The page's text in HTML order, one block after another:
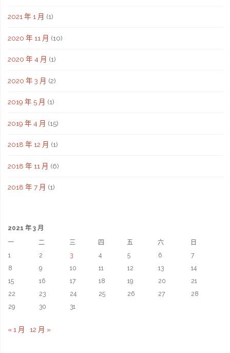
2021 年 1 月 (1)
2020 年 11 月 (10)
2020 年 4 月 (1)
2020 年 3 月 (2)
2019 年 5 月 (1)
2019 年 4 月 (15)
2018 年 12 月 (1)
2018 年 11 月 (6)
2018 年 7 月 (1)
2021 年 3 月
一
二 三 四 五 六
日
1
2 3 4 5 6
7
8
9 10 11 12 13
14
15
16 17 18 19 20
21
22
23 24 25 26 27
28
29
30 31
« 1 月 12 月 »